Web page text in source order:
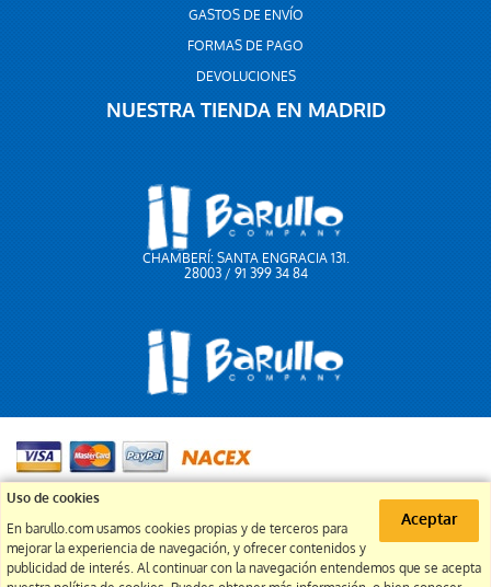
GASTOS DE ENVÍO
FORMAS DE PAGO
DEVOLUCIONES
NUESTRA TIENDA EN MADRID
CHAMBERÍ: SANTA ENGRACIA 131.
28003 / 91 399 34 84
91 399 34 84
info@barullo.com
Aceptar
Uso de cookies
En barullo.com usamos cookies propias y de terceros para
mejorar la experiencia de navegación, y ofrecer contenidos y
publicidad de interés. Al continuar con la navegación entendemos que se acepta